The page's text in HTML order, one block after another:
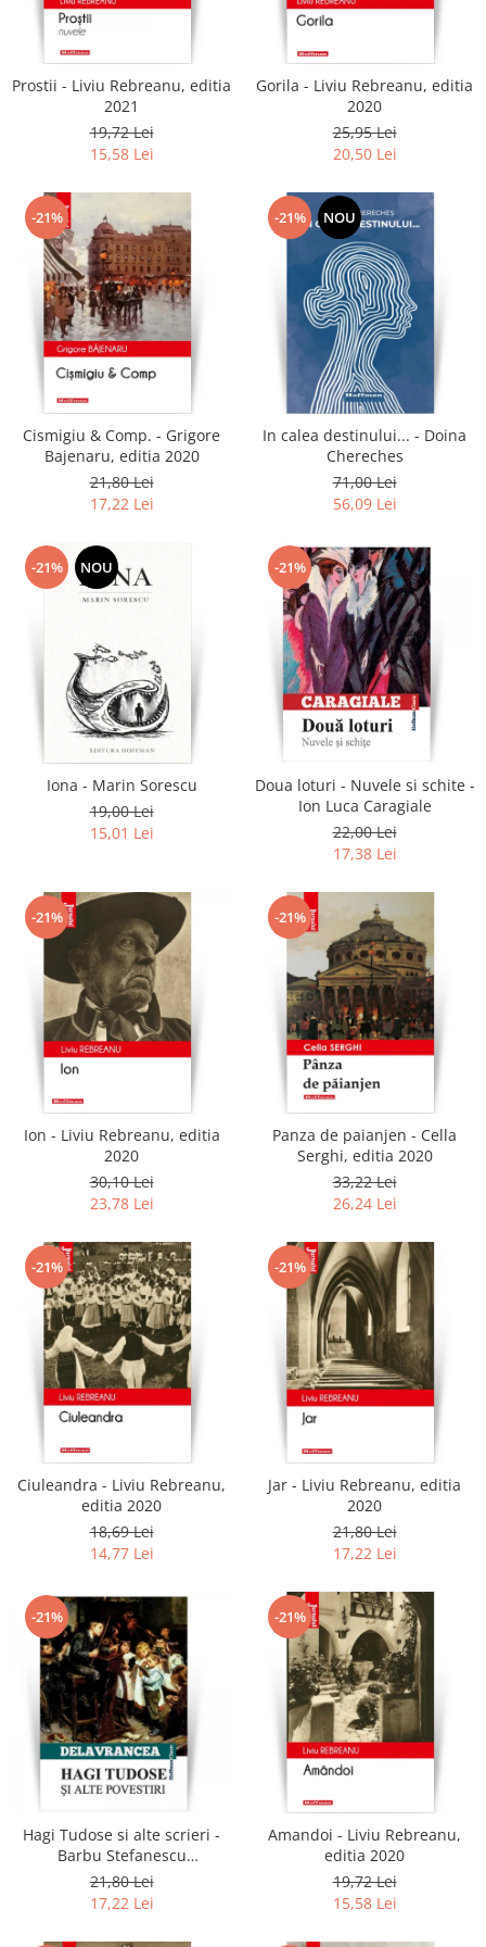
Literatura
Clasica
Contemporana
Universala
Non-fictiune
Calatorii
Memorii
Publicistica / Reportaje / Interviuri
Stiinte umaniste
Istorie
Sociologie si filozofie
Prostii - Liviu Rebreanu, editia
2021
19,72 Lei
15,58 Lei
Gorila - Liviu Rebreanu, editia
2020
25,95 Lei
20,50 Lei
-21%
Cismigiu & Comp. - Grigore
Bajenaru, editia 2020
21,80 Lei
17,22 Lei
-21% NOU
In calea destinului... - Doina
Chereches
71,00 Lei
56,09 Lei
-21% NOU
Iona - Marin Sorescu
19,00 Lei
15,01 Lei
-21%
Doua loturi - Nuvele si schite -
Ion Luca Caragiale
22,00 Lei
17,38 Lei
-21%
Ion - Liviu Rebreanu, editia
2020
30,10 Lei
23,78 Lei
-21%
Panza de paianjen - Cella
Serghi, editia 2020
33,22 Lei
26,24 Lei
-21%
Ciuleandra - Liviu Rebreanu,
editia 2020
18,69 Lei
14,77 Lei
-21%
Jar - Liviu Rebreanu, editia
2020
21,80 Lei
17,22 Lei
-21%
Hagi Tudose si alte scrieri -
Barbu Stefanescu
Delavrancea
21,80 Lei
17,22 Lei
-21%
Amandoi - Liviu Rebreanu,
editia 2020
19,72 Lei
15,58 Lei